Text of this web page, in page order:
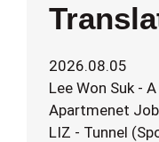
2026.08.05
Lee Won Suk -
Apartmenet
LIZ - Tunnel